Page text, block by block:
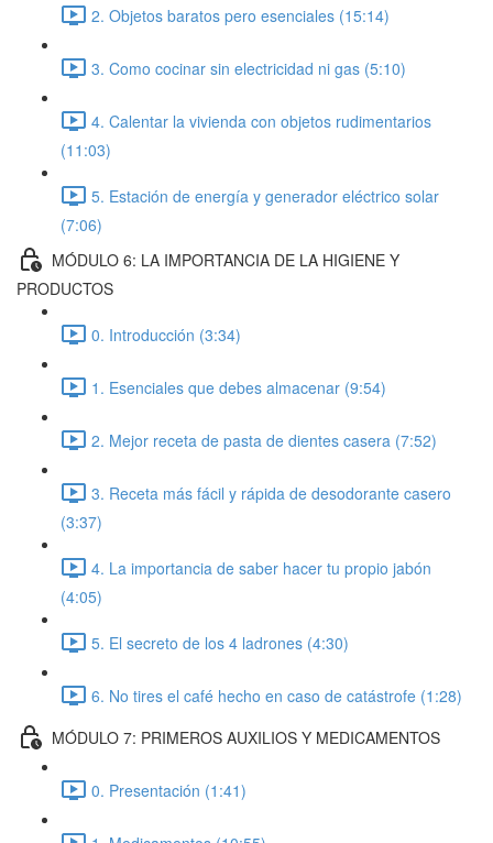
2. Objetos baratos pero esenciales (15:14)
3. Como cocinar sin electricidad ni gas (5:10)
4. Calentar la vivienda con objetos rudimentarios
(11:03)
5. Estación de energía y generador eléctrico solar
(7:06)
MÓDULO 6: LA IMPORTANCIA DE LA HIGIENE Y
PRODUCTOS
0. Introducción (3:34)
1. Esenciales que debes almacenar (9:54)
2. Mejor receta de pasta de dientes casera (7:52)
3. Receta más fácil y rápida de desodorante casero
(3:37)
4. La importancia de saber hacer tu propio jabón
(4:05)
5. El secreto de los 4 ladrones (4:30)
6. No tires el café hecho en caso de catástrofe (1:28)
MÓDULO 7: PRIMEROS AUXILIOS Y MEDICAMENTOS
0. Presentación (1:41)